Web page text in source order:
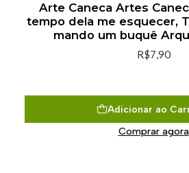
Arte Caneca Artes
tempo dela me esquecer,
mando um buquê
R$7,90
Adicionar ao
Comprar agora